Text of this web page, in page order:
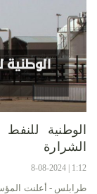
الوطنية
الشرارة
1:12 | 8-08-2024
طرابلس - أعلنت